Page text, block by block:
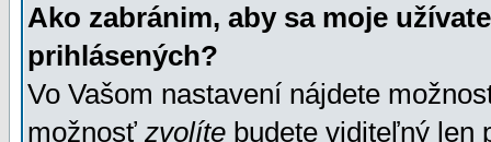
Ako zabránim, aby sa moje
prihlásených?
Vo Vašom nastavení nájdete
možnosť zvolíte budete viditeľný len